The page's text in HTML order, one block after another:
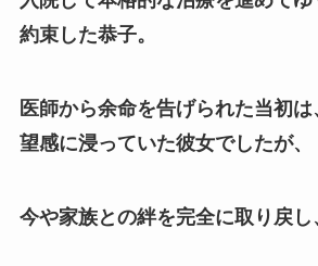
約束した恭子。
医師から余命を告げられた当初
望感に浸っていた彼女でしたが、
今や家族との絆を完全に取り戻し